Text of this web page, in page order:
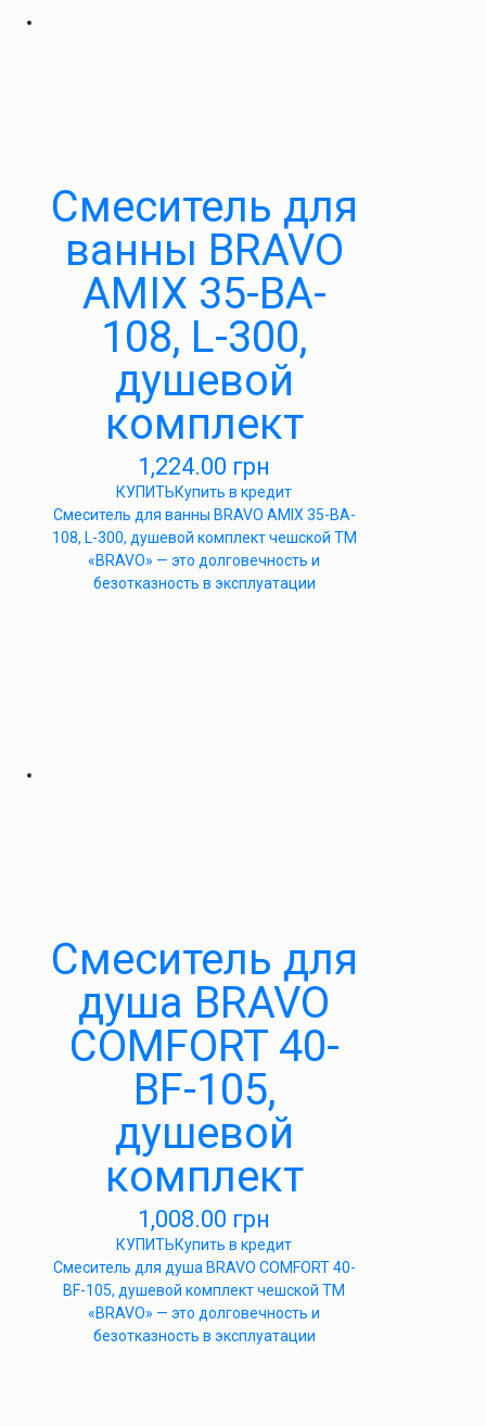
Cмеситель для
ванны BRAVO
AMIX 35-BA-
108, L-300,
душевой
комплект
1,224.00 грн
КУПИТЬКупить в кредит
Cмеситель для ванны BRAVO AMIX 35-BA-
108, L-300, душевой комплект чешской ТМ
«BRAVO» — это долговечность и
безотказность в эксплуатации
Cмеситель для
душа BRAVO
COMFORT 40-
BF-105,
душевой
комплект
1,008.00 грн
КУПИТЬКупить в кредит
Cмеситель для душа BRAVO COMFORT 40-
BF-105, душевой комплект чешской ТМ
«BRAVO» — это долговечность и
безотказность в эксплуатации